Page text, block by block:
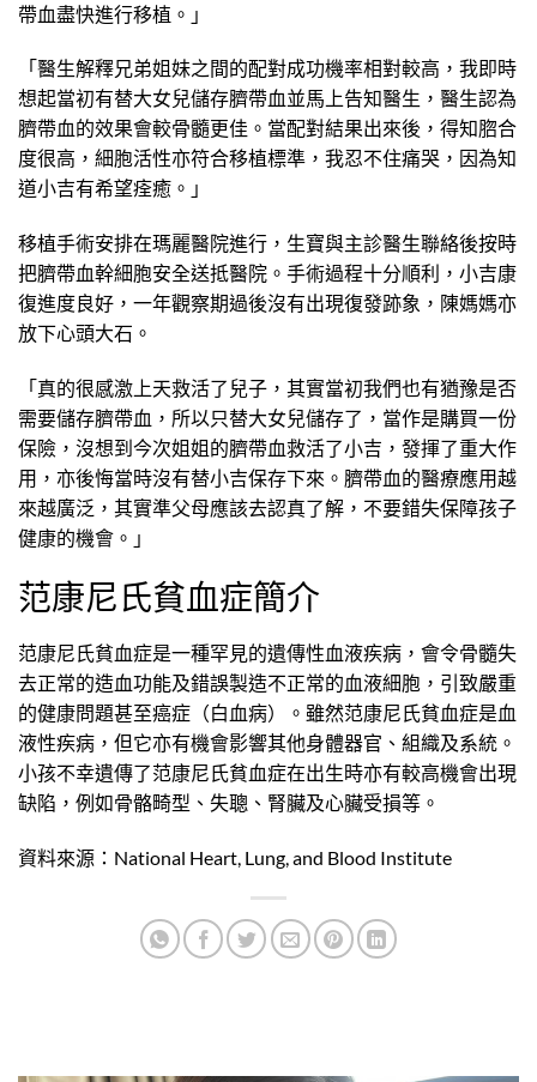
帶血盡快進行移植。」
「醫生解釋兄弟姐妹之間的配對成功機率相對較高，我即時
想起當初有替大女兒儲存臍帶血並馬上告知醫生，醫生認為
臍帶血的效果會較骨髓更佳。當配對結果出來後，得知脗合
度很高，細胞活性亦符合移植標準，我忍不住痛哭，因為知
道小吉有希望痊癒。」
移植手術安排在瑪麗醫院進行，生寶與主診醫生聯絡後按時
把臍帶血幹細胞安全送抵醫院。手術過程十分順利，小吉康
復進度良好，一年觀察期過後沒有出現復發跡象，陳媽媽亦
放下心頭大石。
「真的很感激上天救活了兒子，其實當初我們也有猶豫是否
需要儲存臍帶血，所以只替大女兒儲存了，當作是購買一份
保險，沒想到今次姐姐的臍帶血救活了小吉，發揮了重大作
用，亦後悔當時沒有替小吉保存下來。臍帶血的醫療應用越
來越廣泛，其實準父母應該去認真了解，不要錯失保障孩子
健康的機會。」
范康尼氏貧血症簡介
范康尼氏貧血症是一種罕見的遺傳性血液疾病，會令骨髓失
去正常的造血功能及錯誤製造不正常的血液細胞，引致嚴重
的健康問題甚至癌症（白血病）。雖然范康尼氏貧血症是血
液性疾病，但它亦有機會影響其他身體器官、組織及系統。
小孩不幸遺傳了范康尼氏貧血症在出生時亦有較高機會出現
缺陷，例如骨骼畸型、失聰、腎臟及心臟受損等。
資料來源：National Heart, Lung, and Blood Institute